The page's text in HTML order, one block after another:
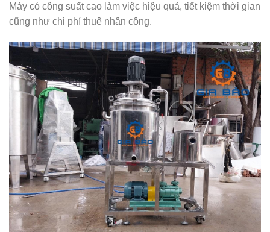
Máy có công suất cao làm việc hiệu quả, tiết kiệm thời gian
cũng như chi phí thuê nhân công.